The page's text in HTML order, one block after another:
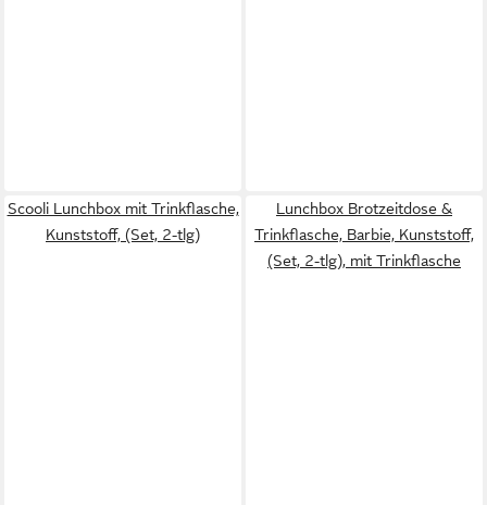
Scooli Lunchbox mit Trinkflasche,
Kunststoff, (Set, 2-tlg)
Lunchbox Brotzeitdose &
Trinkflasche, Barbie, Kunststoff,
(Set, 2-tlg), mit Trinkflasche